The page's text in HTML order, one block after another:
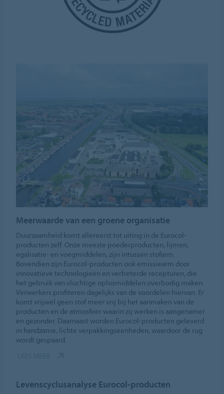
Meerwaarde van een groene organisatie
Duurzaamheid komt allereerst tot uiting in de Eurocol-
producten zelf. Onze meeste poederproducten, lijmen,
egalisatie- en voegmiddelen, zijn intussen stofarm.
Bovendien zijn Eurocol-producten ook emissiearm door
innovatieve technologieën en verbeterde recepturen, die
het gebruik van vluchtige oplosmiddelen overbodig maken.
Verwerkers profiteren dagelijks van de voordelen hiervan. Er
komt vrijwel geen stof meer vrij bij het aanmaken van de
producten en de atmosfeer waarin zij werken is aangenamer
en gezonder. Daarnaast worden Eurocol-producten geleverd
in handzame, lichte verpakkingseenheden, waardoor de rug
wordt gespaard.
Levenscyclusanalyse Eurocol-producten